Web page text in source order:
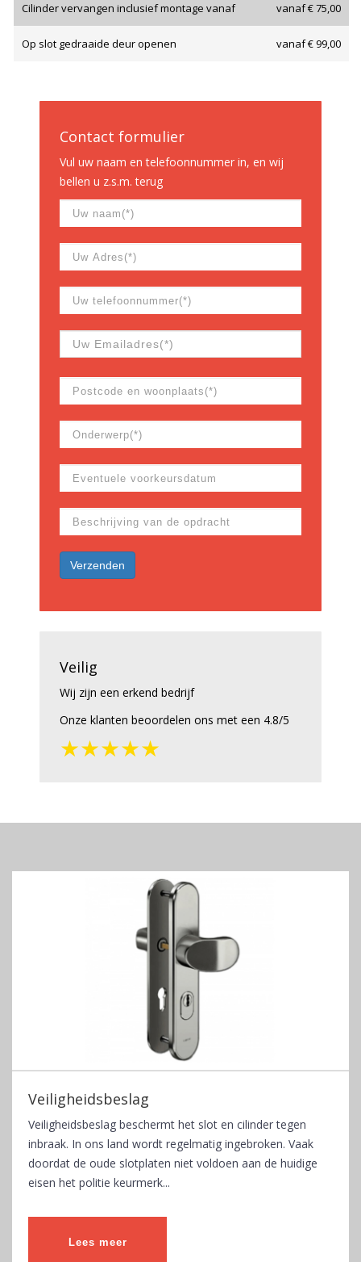
Cilinder vervangen inclusief montage vanaf vanaf € 75,00
Op slot gedraaide deur openen vanaf € 99,00
Contact formulier
Vul uw naam en telefoonnummer in, en wij
bellen u z.s.m. terug
Veilig
Wij zijn een erkend bedrijf
Onze klanten beoordelen ons met een 4.8/5
★★★★★
Veiligheidsbeslag
Veiligheidsbeslag beschermt het slot en cilinder tegen
inbraak. In ons land wordt regelmatig ingebroken. Vaak
doordat de oude slotplaten niet voldoen aan de huidige
eisen het politie keurmerk...
Lees meer